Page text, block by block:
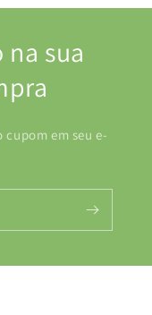
sua
cupom em seu e-